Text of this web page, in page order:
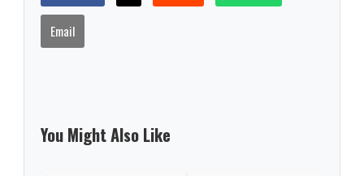
Email
You Might Also Like